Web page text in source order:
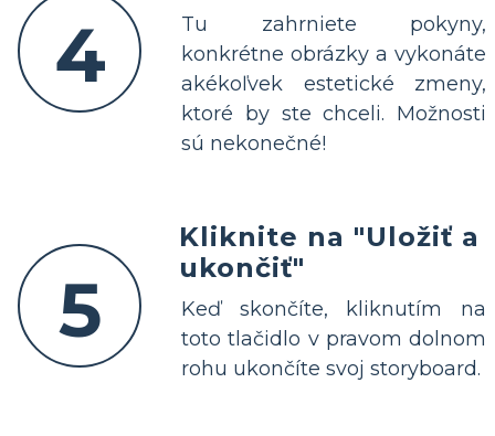
4
Tu zahrniete pokyny,
konkrétne obrázky a vykonáte
akékoľvek estetické zmeny,
ktoré by ste chceli. Možnosti
sú nekonečné!
5
Kliknite na "Uložiť a
ukončiť"
Keď skončíte, kliknutím na
toto tlačidlo v pravom dolnom
rohu ukončíte svoj storyboard.